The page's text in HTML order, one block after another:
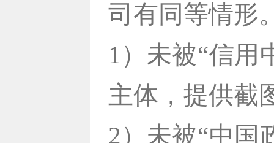
司有同等情形
1）未被“信用
主体，提供截
2）未被“中国